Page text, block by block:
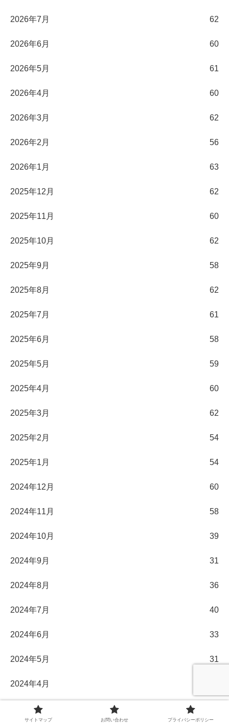
2026年7月 62
2026年6月 60
2026年5月 61
2026年4月 60
2026年3月 62
2026年2月 56
2026年1月 63
2025年12月 62
2025年11月 60
2025年10月 62
2025年9月 58
2025年8月 62
2025年7月 61
2025年6月 58
2025年5月 59
2025年4月 60
2025年3月 62
2025年2月 54
2025年1月 54
2024年12月 60
2024年11月 58
2024年10月 39
2024年9月 31
2024年8月 36
2024年7月 40
2024年6月 33
2024年5月 31
2024年4月
2024年3月
サイトマップ お問い合わせ プライバシーポリシー